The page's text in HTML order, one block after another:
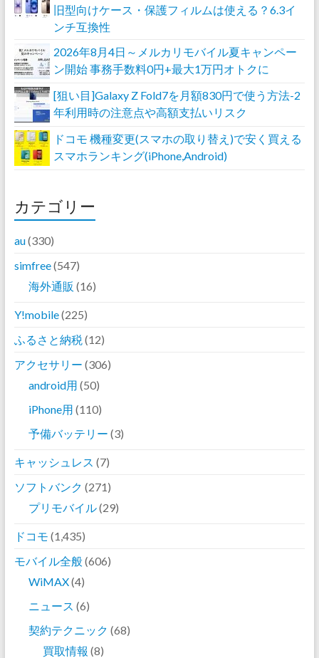
旧型向けケース・保護フィルムは使える？6.3イ
ンチ互換性
2026年8月4日～メルカリモバイル夏キャンペー
ン開始 事務手数料0円+最大1万円オトクに
[狙い目]Galaxy Z Fold7を月額830円で使う方法-2
年利用時の注意点や高額支払いリスク
ドコモ 機種変更(スマホの取り替え)で安く買える
スマホランキング(iPhone,Android)
カテゴリー
au(330)
simfree(547)
海外通販 (16)
Y!mobile(225)
ふるさと納税 (12)
アクセサリー (306)
android用 (50)
iPhone用 (110)
予備バッテリー (3)
キャッシュレス (7)
ソフトバンク (271)
プリモバイル(29)
ドコモ (1,435)
モバイル全般(606)
WiMAX(4)
ニュース (6)
契約テクニック (68)
買取情報 (8)